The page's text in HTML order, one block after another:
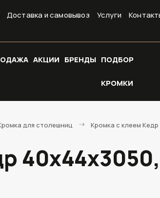
Доставка и самовывоз Услуги
АКЦИИ БРЕНДЫ ПОДБОР
КРОМКИ
для столешниц Кромка с клеем